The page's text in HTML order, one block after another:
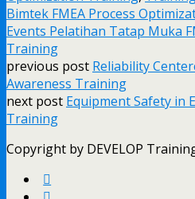
Bimtek FMEA Process
Events Pelatihan Tatap Muka
Training
previous post Reliability
Awareness Training
next post Equipment Safety in
Training
Copyright by DEVELOP